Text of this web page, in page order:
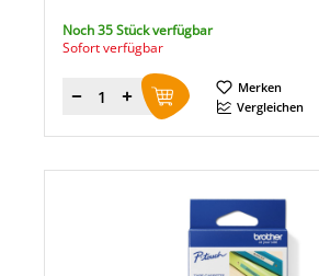
Noch 35 Stück verfügbar
Sofort verfügbar
Menge
Merken
Vergleichen